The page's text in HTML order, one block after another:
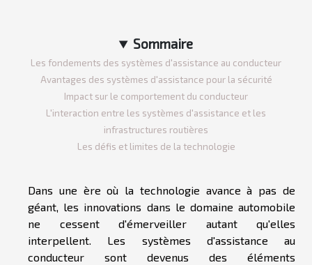
Sommaire
Les fondements des systèmes d'assistance au conducteur
Avantages des systèmes d'assistance pour la sécurité
Impact sur le comportement du conducteur
L'interaction entre les systèmes d'assistance et les
infrastructures routières
Les défis et limites de la technologie
Dans une ère où la technologie avance à pas de
géant, les innovations dans le domaine automobile
ne cessent d'émerveiller autant qu'elles
interpellent. Les systèmes d'assistance au
conducteur sont devenus des éléments